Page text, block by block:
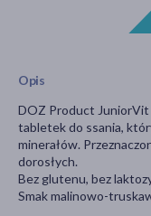
Opis
DOZ Product
tabletek do ssania,
minerałów.
dorosłych.
Bez glutenu, bez
Smak malinowo-